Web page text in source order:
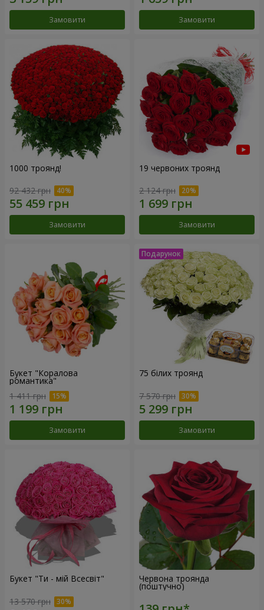
Замовити Замовити
1000 троянд!
92 432 грн
Замовити
19 червоних троянд
2 124 грн
Замовити
Букет "Коралова
романтика"
1 411 грн
Замовити
75 білих троянд
7 570 грн
Замовити
Букет "Ти - мій Всесвіт"
13 570 грн
Червона троянда
(поштучно)